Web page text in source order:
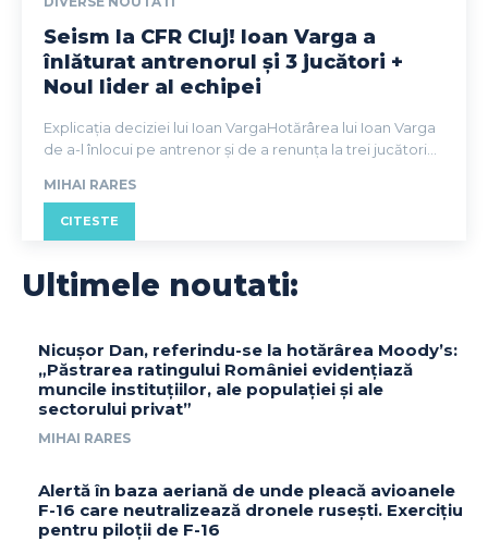
Seism la CFR Cluj! Ioan Varga a
înlăturat antrenorul și 3 jucători +
Noul lider al echipei
Explicația deciziei lui Ioan VargaHotărârea lui Ioan Varga
de a-l înlocui pe antrenor și de a renunța la trei jucători...
MIHAI RARES
CITESTE
Ultimele noutati:
Nicușor Dan, referindu-se la hotărârea Moody’s:
„Păstrarea ratingului României evidențiază
muncile instituțiilor, ale populației și ale
sectorului privat”
MIHAI RARES
Alertă în baza aeriană de unde pleacă avioanele
F-16 care neutralizează dronele rusești. Exercițiu
pentru piloții de F-16